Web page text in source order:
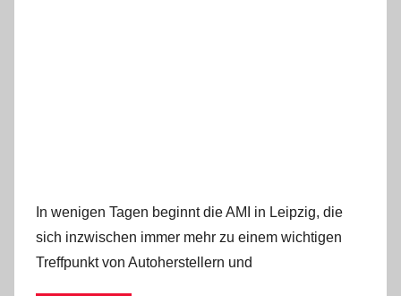
In wenigen Tagen beginnt die AMI in Leipzig, die
sich inzwischen immer mehr zu einem wichtigen
Treffpunkt von Autoherstellern und